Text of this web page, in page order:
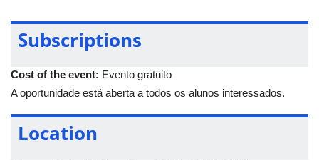
Geometria Analítica -
https://chat.whatsapp.com/BRjrURiUCkjIM42FFiqtda
https://chat.whatsapp.com/FktJT6xvDBd0uHdm0tIxeH
Física 2 -
Para mais informações, acesse o
Subscriptions
Cost of the event: Evento gratuito
A oportunidade está aberta a todos os alunos interessados.
Location